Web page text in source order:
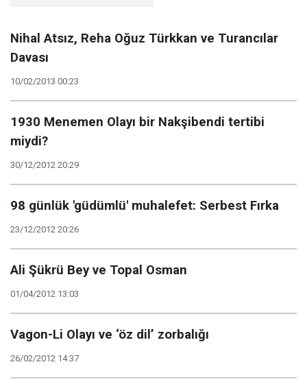
Nihal Atsız, Reha Oğuz Türkkan ve Turancılar
Davası
10/02/2013 00:23
1930 Menemen Olayı bir Nakşibendi tertibi
miydi?
30/12/2012 20:29
98 günlük 'güdümlü' muhalefet: Serbest Fırka
23/12/2012 20:26
Ali Şükrü Bey ve Topal Osman
01/04/2012 13:03
Vagon-Li Olayı ve ‘öz dil’ zorbalığı
26/02/2012 14:37